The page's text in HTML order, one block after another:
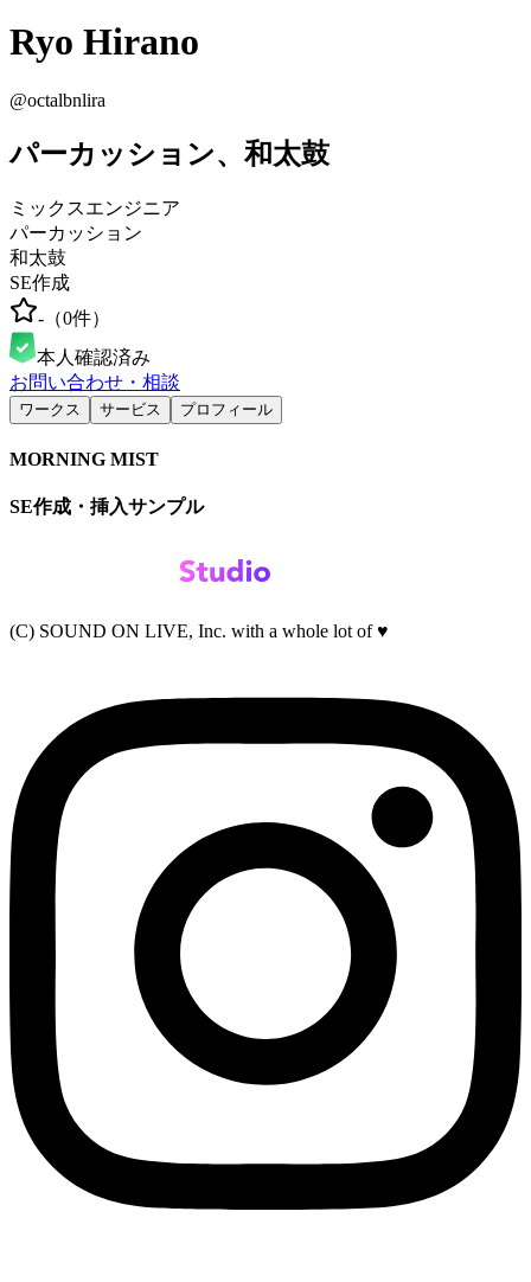
Ryo Hirano
@octalbnlira
パーカッション、和太鼓
ミックスエンジニア
パーカッション
和太鼓
SE作成
- （0件）
本人確認済み
お問い合わせ・相談
ワークス サービス プロフィール
MORNING MIST
SE作成・挿入サンプル
(C) SOUND ON LIVE, Inc. with a whole lot of ♥